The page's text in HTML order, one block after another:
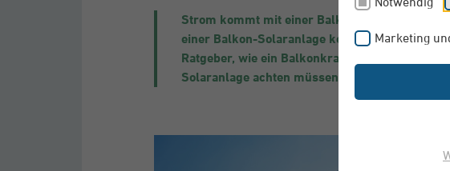
Marketing
Strom kommt mit einer Balkon-Solaranlage
einer Balkon-Solaranlage keine Utopie mehr:
Ratgeber, wie ein Balkonkraftwerk
Solaranlage achten müssen.